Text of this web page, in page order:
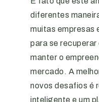
diferentes
muitas empresas
para se
manter o
mercado. A
novos desafios é
inteligente e um